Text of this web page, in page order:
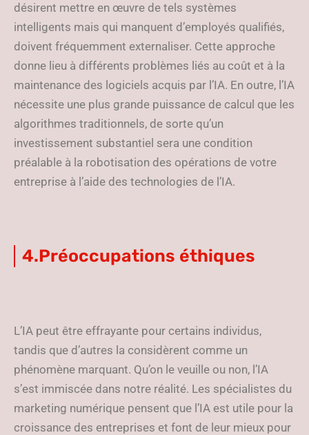
désirent mettre en œuvre de tels systèmes
intelligents mais qui manquent d’employés qualifiés,
doivent fréquemment externaliser. Cette approche
donne lieu à différents problèmes liés au coût et à la
maintenance des logiciels acquis par l’IA. En outre, l’IA
nécessite une plus grande puissance de calcul que les
algorithmes traditionnels, de sorte qu’un
investissement substantiel sera une condition
préalable à la robotisation des opérations de votre
entreprise à l’aide des technologies de l’IA.
4.Préoccupations éthiques
L’IA peut être effrayante pour certains individus,
tandis que d’autres la considèrent comme un
phénomène marquant. Qu’on le veuille ou non, l’IA
s’est immiscée dans notre réalité. Les spécialistes du
marketing numérique pensent que l’IA est utile pour la
croissance des entreprises et font de leur mieux pour